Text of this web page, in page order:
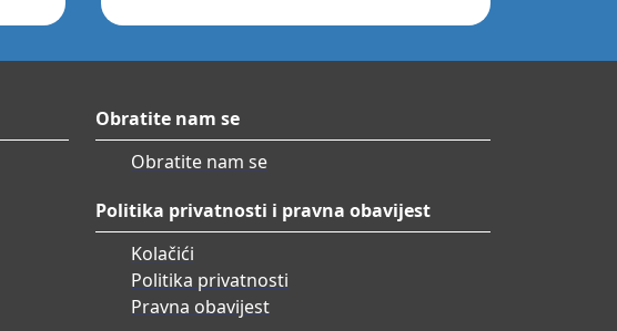
Obratite nam se
Obratite nam se
Politika privatnosti i pravna obavijest
Kolačići
Politika privatnosti
Pravna obavijest